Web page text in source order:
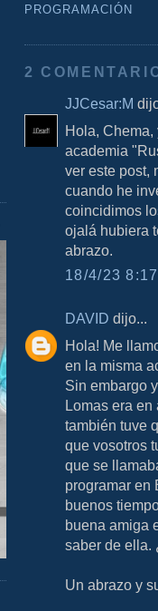
PROGRAMACIÓN
2
JJCesar:M
Hola,
academia
ver este post,
cuando he
coincidimos
ojalá hubiera
abrazo.
18/4/23
DAVID dijo...
Hola! Me
en la misma
Sin embargo
Lomas era
también tuve
que vosotros
que se
programar en
buenos
buena amiga
saber de ella.
Un abrazo y